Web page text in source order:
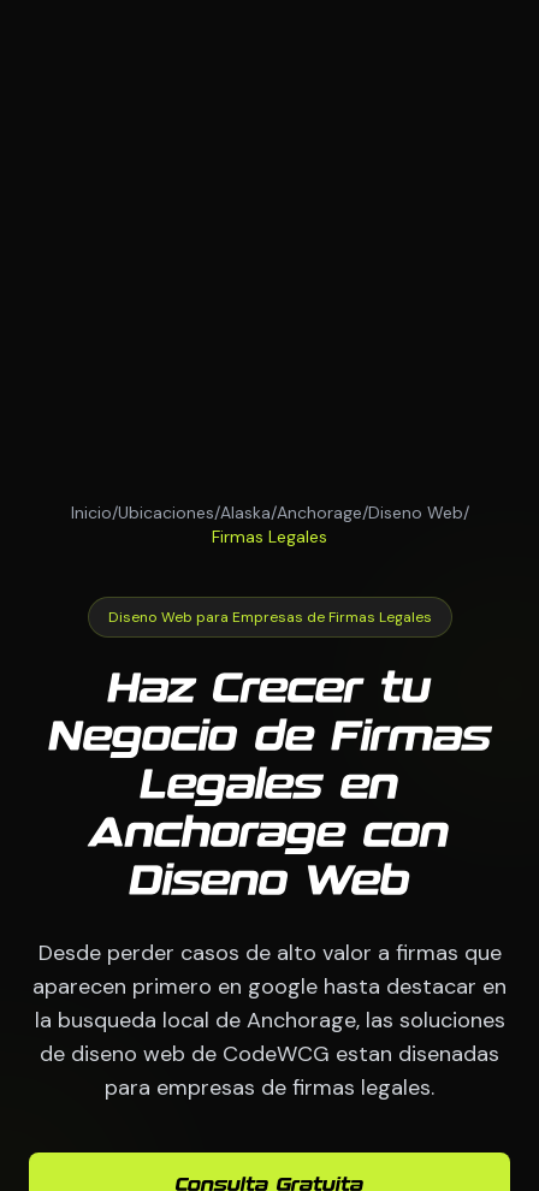
Inicio/Ubicaciones/Alaska/Anchorage/Diseno Web/
Firmas Legales
Diseno Web para Empresas de Firmas Legales
Haz Crecer tu
Negocio de Firmas
Legales en
Anchorage con
Diseno Web
Desde perder casos de alto valor a firmas que
aparecen primero en google hasta destacar en
la busqueda local de Anchorage, las soluciones
de diseno web de CodeWCG estan disenadas
para empresas de firmas legales.
Consulta Gratuita